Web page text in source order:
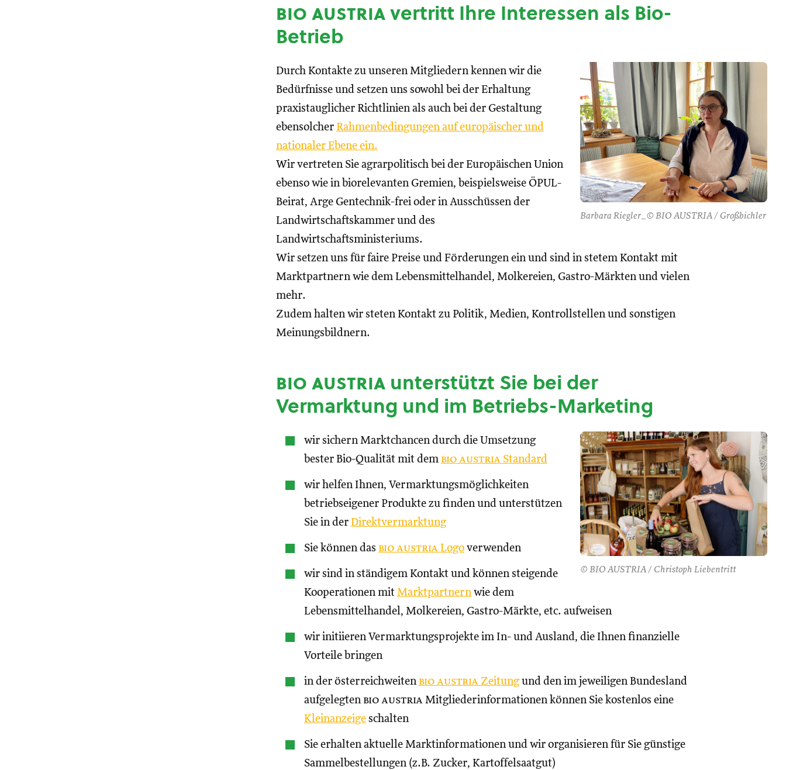
bio austriavertritt Ihre Interessen als Bio-
Betrieb
Barbara Riegler_© BIO AUSTRIA / Großbichler
Durch Kontakte zu unseren Mitgliedern kennen wir die
Bedürfnisse und setzen uns sowohl bei der Erhaltung
praxistauglicher Richtlinien als auch bei der Gestaltung
ebensolcher Rahmenbedingungen auf europäischer und
nationaler Ebene ein.
Wir vertreten Sie agrarpolitisch bei der Europäischen Union
ebenso wie in biorelevanten Gremien, beispielsweise ÖPUL-
Beirat, Arge Gentechnik-frei oder in Ausschüssen der
Landwirtschaftskammer und des
Landwirtschaftsministeriums.
Wir setzen uns für faire Preise und Förderungen ein und sind in stetem Kontakt mit
Marktpartnern wie dem Lebensmittelhandel, Molkereien, Gastro-Märkten und vielen
mehr.
Zudem halten wir steten Kontakt zu Politik, Medien, Kontrollstellen und sonstigen
Meinungsbildnern.
bio austria unterstützt Sie bei der
Vermarktung und im Betriebs-Marketing
© BIO AUSTRIA / Christoph Liebentritt
wir sichern Marktchancen durch die Umsetzung
bester Bio-Qualität mit dem bio austria Standard
wir helfen Ihnen, Vermarktungsmöglichkeiten
betriebseigener Produkte zu finden und unterstützen
Sie in der Direktvermarktung
Sie können das bio austria Logo verwenden
wir sind in ständigem Kontakt und können steigende
Kooperationen mit Marktpartnernwie dem
Lebensmittelhandel, Molkereien, Gastro-Märkte, etc. aufweisen
wir initiieren Vermarktungsprojekte im In- und Ausland, die Ihnen finanzielle
Vorteile bringen
in der österreichweiten bio austria Zeitungund den im jeweiligen Bundesland
aufgelegten bio austria Mitgliederinformationen können Sie kostenlos eine
Kleinanzeige schalten
Sie erhalten aktuelle Marktinformationen und wir organisieren für Sie günstige
Sammelbestellungen (z.B. Zucker, Kartoffelsaatgut)